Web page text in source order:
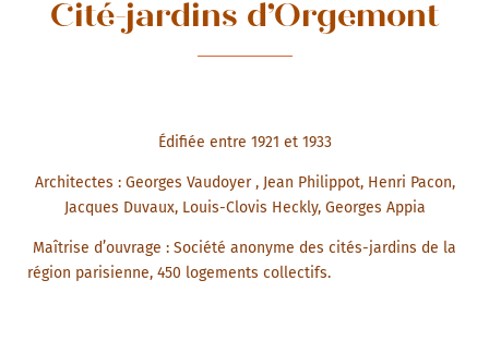
Cité-jardins d’Orgemont
Édifiée entre 1921 et 1933
Architectes : Georges Vaudoyer , Jean Philippot, Henri Pacon,
Jacques Duvaux, Louis-Clovis Heckly, Georges Appia
Maîtrise d’ouvrage : Société anonyme des cités-jardins de la
région parisienne, 450 logements collectifs.